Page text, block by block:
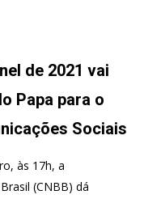
de 2021 vai
Papa para o
Sociais
às 17h, a
(CNBB) dá